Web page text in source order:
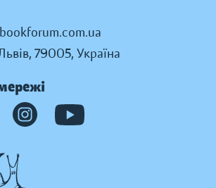
79005, Україна